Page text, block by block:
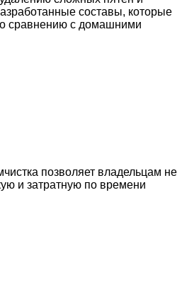
составы, которые
сравнению с домашними
позволяет владельцам не
и затратную по времени